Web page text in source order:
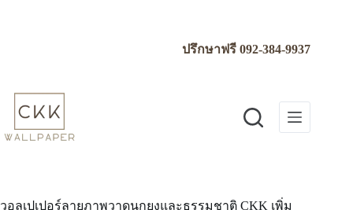
ปรึกษาฟรี092-384-9937
วอลเปเปอร์ลายภาพวาดนกยูงและธรรมชาติ CKK เพิ่ม